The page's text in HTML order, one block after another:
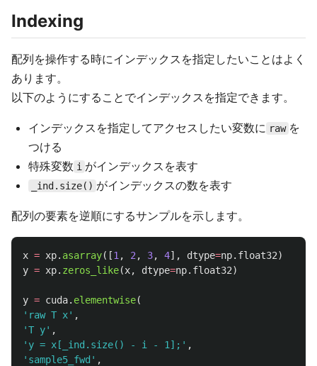
Indexing
配列を操作する時にインデックスを指定したいことはよく
あります。
以下のようにすることでインデックスを指定できます。
インデックスを指定してアクセスしたい変数に raw を
つける
特殊変数 i がインデックスを表す
_ind.size() がインデックスの数を表す
配列の要素を逆順にするサンプルを示します。
x = xp. asarray([1 , 2 , 3, 4], dtype=np. float32)
y = xp. zeros_like(x, dtype=np. float32)
y = cuda. elementwise(
' raw T x' ,
'T y' ,
' y = x[_ind.size() - i - 1]; ' ,
' sample5_fwd ' ,